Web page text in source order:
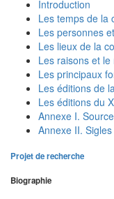
Introduction
Les temps de la
Les personnes
Les lieux de la
Les raisons et le
Les principaux
Les éditions de
Les éditions du
Annexe I.
Annexe II.
Projet de recherche
Biographie